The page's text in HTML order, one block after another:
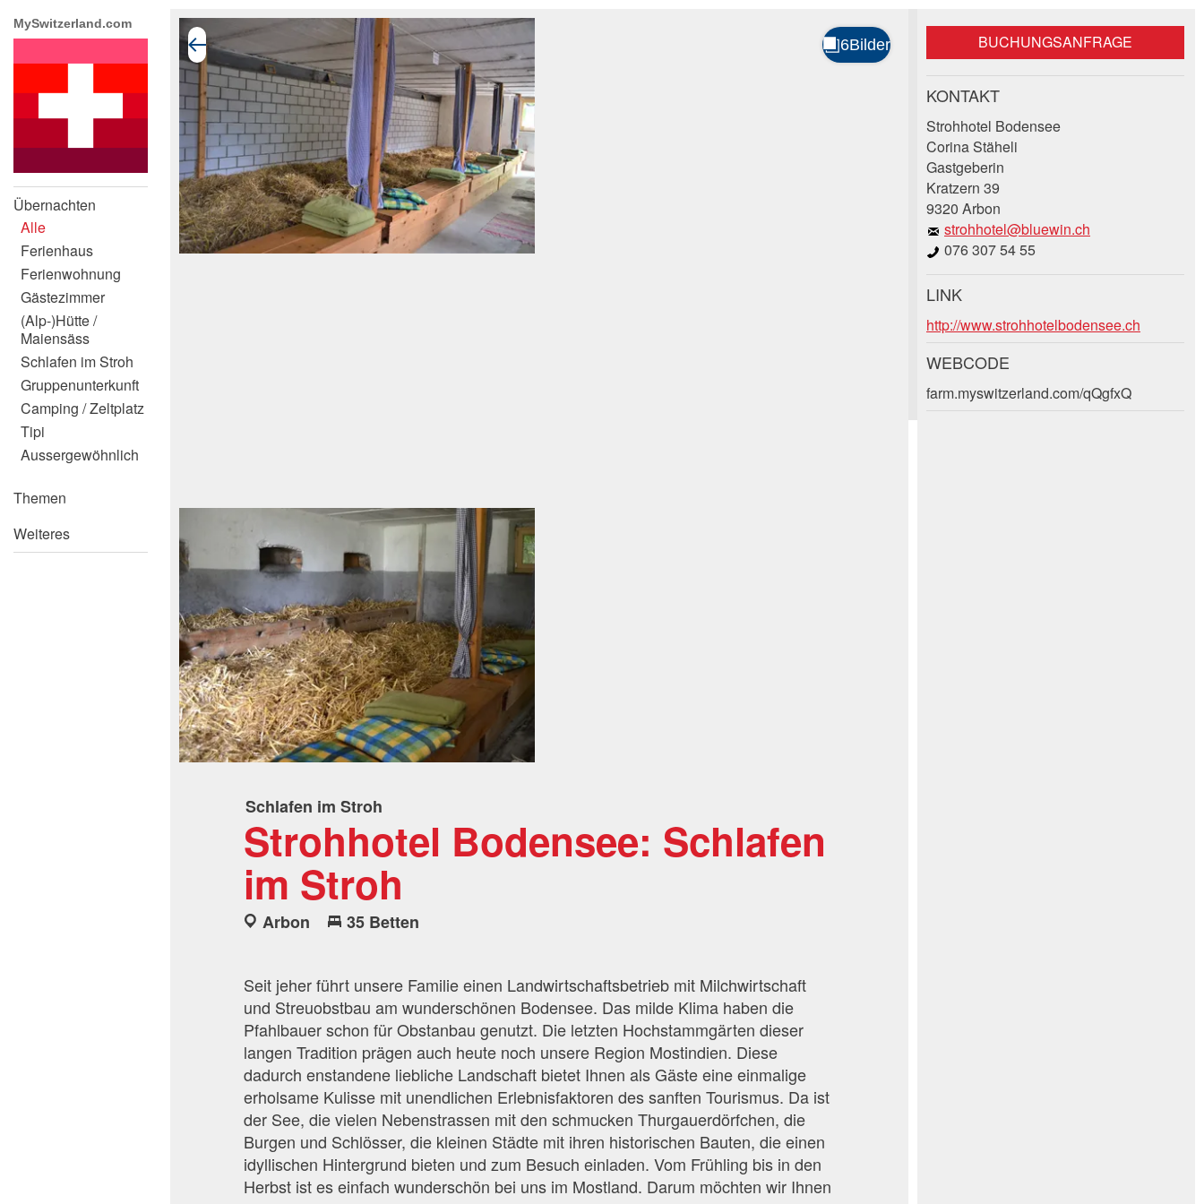
MySwitzerland.com
Übernachten
Alle
Ferienhaus
Ferienwohnung
Gästezimmer
(Alp-)Hütte /
Maiensäss
Schlafen im Stroh
Gruppenunterkunft
Camping / Zeltplatz
Tipi
Aussergewöhnlich
Themen
Weiteres
Schlafen im Stroh
Strohhotel Bodensee: Schlafen
im Stroh
Arbon 35 Betten
Seit jeher führt unsere Familie einen Landwirtschaftsbetrieb mit Milchwirtschaft
und Streuobstbau am wunderschönen Bodensee. Das milde Klima haben die
Pfahlbauer schon für Obstanbau genutzt. Die letzten Hochstammgärten dieser
langen Tradition prägen auch heute noch unsere Region Mostindien. Diese
dadurch enstandene liebliche Landschaft bietet Ihnen als Gäste eine einmalige
erholsame Kulisse mit unendlichen Erlebnisfaktoren des sanften Tourismus. Da ist
der See, die vielen Nebenstrassen mit den schmucken Thurgauerdörfchen, die
Burgen und Schlösser, die kleinen Städte mit ihren historischen Bauten, die einen
idyllischen Hintergrund bieten und zum Besuch einladen. Vom Frühling bis in den
Herbst ist es einfach wunderschön bei uns im Mostland. Darum möchten wir Ihnen
BUCHUNGSANFRAGE
KONTAKT
Strohhotel Bodensee
Corina Stäheli
Gastgeberin
Kratzern 39
9320 Arbon
strohhotel@bluewin.ch
076 307 54 55
LINK
http://www.strohhotelbodensee.ch
WEBCODE
farm.myswitzerland.com/qQgfxQ